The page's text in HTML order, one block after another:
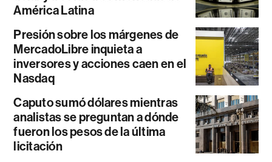
América Latina
Presión sobre los márgenes de
MercadoLibre inquieta a
inversores y acciones caen en el
Nasdaq
Caputo sumó dólares mientras
analistas se preguntan a dónde
fueron los pesos de la última
licitación